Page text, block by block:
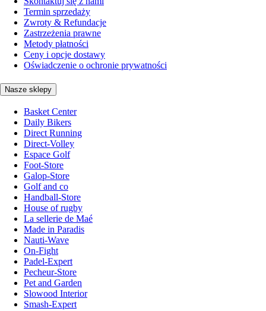
Termin sprzedaży
Zwroty & Refundacje
Zastrzeżenia prawne
Metody płatności
Ceny i opcje dostawy
Oświadczenie o ochronie prywatności
Nasze sklepy
Basket Center
Daily Bikers
Direct Running
Direct-Volley
Espace Golf
Foot-Store
Galop-Store
Golf and co
Handball-Store
House of rugby
La sellerie de Maé
Made in Paradis
Nauti-Wave
On-Fight
Padel-Expert
Pecheur-Store
Pet and Garden
Slowood Interior
Smash-Expert